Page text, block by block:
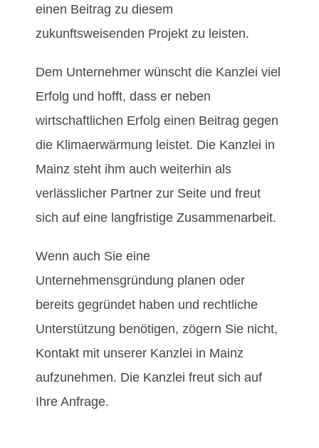
einen Beitrag zu diesem
zukunftsweisenden Projekt zu leisten.
Dem Unternehmer wünscht die Kanzlei viel
Erfolg und hofft, dass er neben
wirtschaftlichen Erfolg einen Beitrag gegen
die Klimaerwärmung leistet. Die Kanzlei in
Mainz steht ihm auch weiterhin als
verlässlicher Partner zur Seite und freut
sich auf eine langfristige Zusammenarbeit.
Wenn auch Sie eine
Unternehmensgründung planen oder
bereits gegründet haben und rechtliche
Unterstützung benötigen, zögern Sie nicht,
Kontakt mit unserer Kanzlei in Mainz
aufzunehmen. Die Kanzlei freut sich auf
Ihre Anfrage.